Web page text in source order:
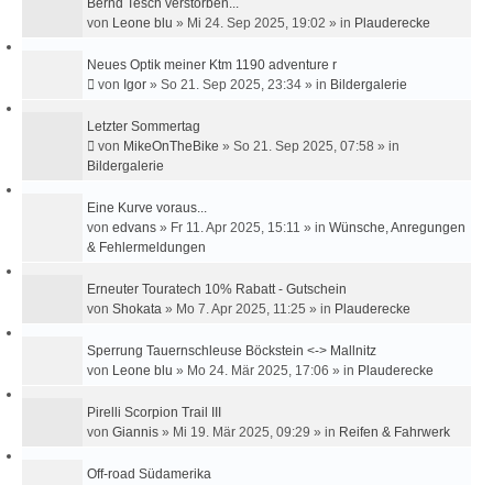
Bernd Tesch verstorben...
von Leone blu » Mi 24. Sep 2025, 19:02 » in Plauderecke
Neues Optik meiner Ktm 1190 adventure r
von Igor » So 21. Sep 2025, 23:34 » in Bildergalerie
Letzter Sommertag
von MikeOnTheBike » So 21. Sep 2025, 07:58 » in
Bildergalerie
Eine Kurve voraus...
von edvans » Fr 11. Apr 2025, 15:11 » in Wünsche, Anregungen
& Fehlermeldungen
Erneuter Touratech 10% Rabatt - Gutschein
von Shokata » Mo 7. Apr 2025, 11:25 » in Plauderecke
Sperrung Tauernschleuse Böckstein <-> Mallnitz
von Leone blu » Mo 24. Mär 2025, 17:06 » in Plauderecke
Pirelli Scorpion Trail III
von Giannis » Mi 19. Mär 2025, 09:29 » in Reifen & Fahrwerk
Off-road Südamerika